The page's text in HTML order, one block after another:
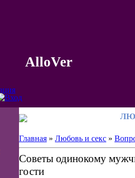
AlloVer
Главная » Любовь и секс »
Советы одинокому
гости